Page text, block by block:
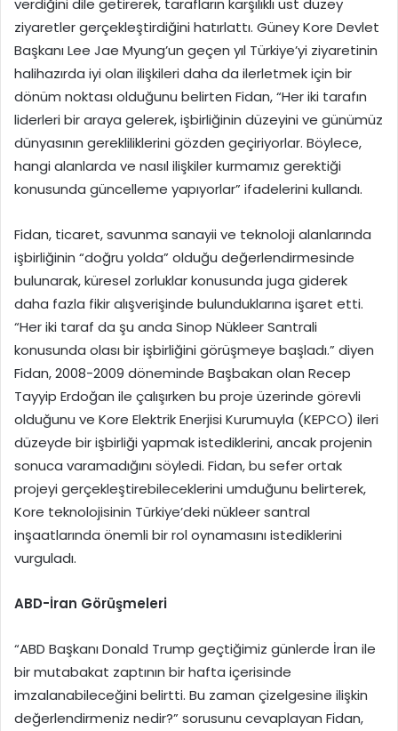
verdiğini dile getirerek, tarafların karşılıklı üst düzey
ziyaretler gerçekleştirdiğini hatırlattı. Güney Kore Devlet
Başkanı Lee Jae Myung’un geçen yıl Türkiye’yi ziyaretinin
halihazırda iyi olan ilişkileri daha da ilerletmek için bir
dönüm noktası olduğunu belirten Fidan, “Her iki tarafın
liderleri bir araya gelerek, işbirliğinin düzeyini ve günümüz
dünyasının gerekliliklerini gözden geçiriyorlar. Böylece,
hangi alanlarda ve nasıl ilişkiler kurmamız gerektiği
konusunda güncelleme yapıyorlar” ifadelerini kullandı.
Fidan, ticaret, savunma sanayii ve teknoloji alanlarında
işbirliğinin “doğru yolda” olduğu değerlendirmesinde
bulunarak, küresel zorluklar konusunda juga giderek
daha fazla fikir alışverişinde bulunduklarına işaret etti.
“Her iki taraf da şu anda Sinop Nükleer Santrali
konusunda olası bir işbirliğini görüşmeye başladı.” diyen
Fidan, 2008-2009 döneminde Başbakan olan Recep
Tayyip Erdoğan ile çalışırken bu proje üzerinde görevli
olduğunu ve Kore Elektrik Enerjisi Kurumuyla (KEPCO) ileri
düzeyde bir işbirliği yapmak istediklerini, ancak projenin
sonuca varamadığını söyledi. Fidan, bu sefer ortak
projeyi gerçekleştirebileceklerini umduğunu belirterek,
Kore teknolojisinin Türkiye’deki nükleer santral
inşaatlarında önemli bir rol oynamasını istediklerini
vurguladı.
ABD-İran Görüşmeleri
“ABD Başkanı Donald Trump geçtiğimiz günlerde İran ile
bir mutabakat zaptının bir hafta içerisinde
imzalanabileceğini belirtti. Bu zaman çizelgesine ilişkin
değerlendirmeniz nedir?” sorusunu cevaplayan Fidan,